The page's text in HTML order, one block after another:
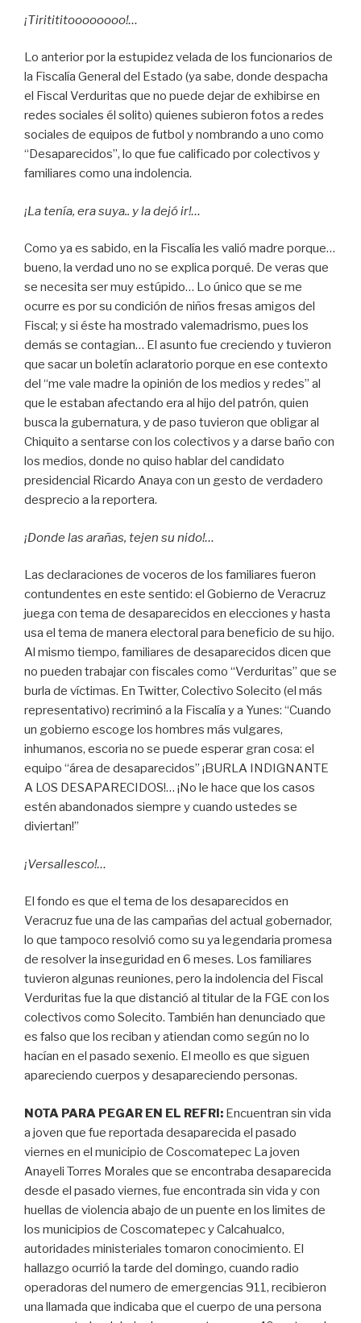
¡Tiritititoooooooo!…
Lo anterior por la estupidez velada de los funcionarios de
la Fiscalía General del Estado (ya sabe, donde despacha
el Fiscal Verduritas que no puede dejar de exhibirse en
redes sociales él solito) quienes subieron fotos a redes
sociales de equipos de futbol y nombrando a uno como
“Desaparecidos”, lo que fue calificado por colectivos y
familiares como una indolencia.
¡La tenía, era suya.. y la dejó ir!…
Como ya es sabido, en la Fiscalía les valió madre porque…
bueno, la verdad uno no se explica porqué. De veras que
se necesita ser muy estúpido… Lo único que se me
ocurre es por su condición de niños fresas amigos del
Fiscal; y si éste ha mostrado valemadrismo, pues los
demás se contagian… El asunto fue creciendo y tuvieron
que sacar un boletín aclaratorio porque en ese contexto
del “me vale madre la opinión de los medios y redes” al
que le estaban afectando era al hijo del patrón, quien
busca la gubernatura, y de paso tuvieron que obligar al
Chiquito a sentarse con los colectivos y a darse baño con
los medios, donde no quiso hablar del candidato
presidencial Ricardo Anaya con un gesto de verdadero
desprecio a la reportera.
¡Donde las arañas, tejen su nido!…
Las declaraciones de voceros de los familiares fueron
contundentes en este sentido: el Gobierno de Veracruz
juega con tema de desaparecidos en elecciones y hasta
usa el tema de manera electoral para beneficio de su hijo.
Al mismo tiempo, familiares de desaparecidos dicen que
no pueden trabajar con fiscales como “Verduritas” que se
burla de víctimas. En Twitter, Colectivo Solecito (el más
representativo) recriminó a la Fiscalía y a Yunes: “Cuando
un gobierno escoge los hombres más vulgares,
inhumanos, escoria no se puede esperar gran cosa: el
equipo “área de desaparecidos” ¡BURLA INDIGNANTE
A LOS DESAPARECIDOS!… ¡No le hace que los casos
estén abandonados siempre y cuando ustedes se
diviertan!”
¡Versallesco!…
El fondo es que el tema de los desaparecidos en
Veracruz fue una de las campañas del actual gobernador,
lo que tampoco resolvió como su ya legendaria promesa
de resolver la inseguridad en 6 meses. Los familiares
tuvieron algunas reuniones, pero la indolencia del Fiscal
Verduritas fue la que distanció al titular de la FGE con los
colectivos como Solecito. También han denunciado que
es falso que los reciban y atiendan como según no lo
hacían en el pasado sexenio. El meollo es que siguen
apareciendo cuerpos y desapareciendo personas.
NOTA PARA PEGAR EN EL REFRI: Encuentran sin vida
a joven que fue reportada desaparecida el pasado
viernes en el municipio de Coscomatepec La joven
Anayeli Torres Morales que se encontraba desaparecida
desde el pasado viernes, fue encontrada sin vida y con
huellas de violencia abajo de un puente en los limites de
los municipios de Coscomatepec y Calcahualco,
autoridades ministeriales tomaron conocimiento. El
hallazgo ocurrió la tarde del domingo, cuando radio
operadoras del numero de emergencias 911, recibieron
una llamada que indicaba que el cuerpo de una persona